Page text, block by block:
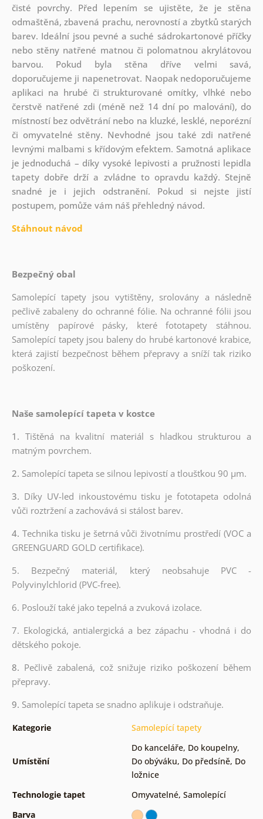
čisté povrchy. Před lepením se ujistěte, že je stěna
odmaštěná, zbavená prachu, nerovností a zbytků starých
barev. Ideální jsou pevné a suché sádrokartonové příčky
nebo stěny natřené matnou či polomatnou akrylátovou
barvou. Pokud byla stěna dříve velmi savá,
doporučujeme ji napenetrovat. Naopak nedoporučujeme
aplikaci na hrubé či strukturované omítky, vlhké nebo
čerstvě natřené zdi (méně než 14 dní po malování), do
místností bez odvětrání nebo na kluzké, lesklé, neporézní
či omyvatelné stěny. Nevhodné jsou také zdi natřené
levnými malbami s křídovým efektem. Samotná aplikace
je jednoduchá – díky vysoké lepivosti a pružnosti lepidla
tapety dobře drží a zvládne to opravdu každý. Stejně
snadné je i jejich odstranění. Pokud si nejste jistí
postupem, pomůže vám náš přehledný návod.
Stáhnout návod
Bezpečný obal
Samolepící tapety jsou vytištěny, srolovány a následně
pečlivě zabaleny do ochranné fólie. Na ochranné fólii jsou
umístěny papírové pásky, které fototapety stáhnou.
Samolepící tapety jsou baleny do hrubé kartonové krabice,
která zajistí bezpečnost během přepravy a sníží tak riziko
poškození.
Naše samolepící tapeta v kostce
1. Tištěná na kvalitní materiál s hladkou strukturou a
matným povrchem.
2. Samolepící tapeta se silnou lepivostí a tloušťkou 90 µm.
3. Díky UV-led inkoustovému tisku je fototapeta odolná
vůči roztržení a zachovává si stálost barev.
4. Technika tisku je šetrná vůči životnímu prostředí (VOC a
GREENGUARD GOLD certifikace).
5. Bezpečný materiál, který neobsahuje PVC -
Polyvinylchlorid (PVC-free).
6. Poslouží také jako tepelná a zvuková izolace.
7. Ekologická, antialergická a bez zápachu - vhodná i do
dětského pokoje.
8. Pečlivě zabalená, což snižuje riziko poškození během
přepravy.
9. Samolepící tapeta se snadno aplikuje i odstraňuje.
Kategorie Samolepící tapety
Umístění
Do kanceláře, Do koupelny,
Do obýváku, Do předsíně, Do
ložnice
Technologie tapet
Omyvatelné, Samolepící
Barva